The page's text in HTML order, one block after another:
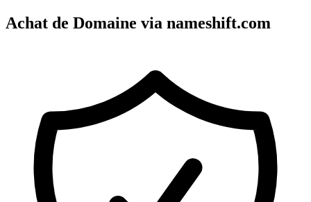
Achat de Domaine via nameshift.com